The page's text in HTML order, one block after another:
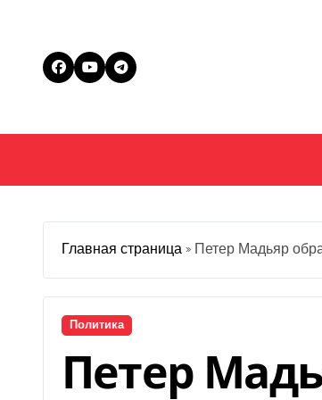
Главная страница » Петер Мадьяр
Политика
Петер